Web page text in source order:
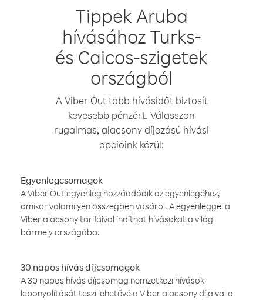
Tippek Aruba
hívásához Turks-
és Caicos-szigetek
országból
A Viber Out több hívásidőt biztosít
kevesebb pénzért. Válasszon
rugalmas, alacsony díjazású hívási
opcióink közül:
Egyenlegcsomagok
A Viber Out egyenleg hozzáadódik az egyenlegéhez,
amikor valamilyen összegben vásárol. A egyenleggel a
Viber alacsony tarifáival indíthat hívásokat a világ
bármely országába.
30 napos hívás díjcsomagok
A 30 napos hívás díjcsomag nemzetközi hívások
lebonyolítását teszi lehetővé a Viber alacsony díjaival a